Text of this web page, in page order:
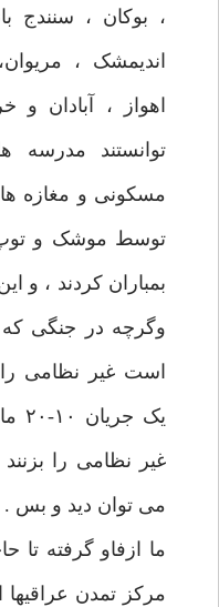
، بوکان ، سنندج
اندیمشک ،
اهواز ، آبادان
توانستند مدرسه
مسکونی و مغازه
توسط موشک و توپ
بمباران کردند ، و
وگرچه در جنگی
است غیر نظامی
غیر نظامی را
می توان دید و بس .
ما ازفاو گرفته
مرکز تمدن عراقیها